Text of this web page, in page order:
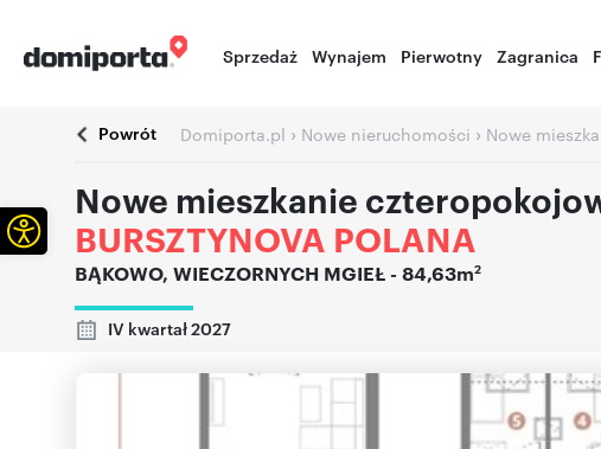
Sprzedaż Wynajem Pierwotny Zagranica
Powrót Domiporta.pl › Nowe nieruchomości › Nowe
Nowe mieszkanie
BURSZTYNOVA POLANA
BĄKOWO, WIECZORNYCH MGIEŁ - 84,63m2
IV kwartał 2027
Otwórz pasek narzędzi